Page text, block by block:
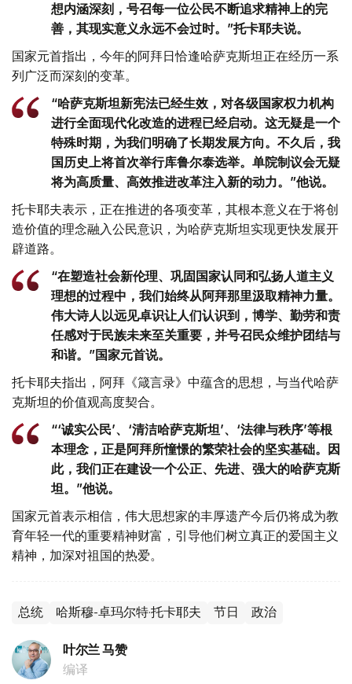
想内涵深刻，号召每一位公民不断追求精神上的完
善，其现实意义永远不会过时。”托卡耶夫说。
国家元首指出，今年的阿拜日恰逢哈萨克斯坦正在经历一系
列广泛而深刻的变革。
“哈萨克斯坦新宪法已经生效，对各级国家权力机构
进行全面现代化改造的进程已经启动。这无疑是一个
特殊时期，为我们明确了长期发展方向。不久后，我
国历史上将首次举行库鲁尔泰选举。单院制议会无疑
将为高质量、高效推进改革注入新的动力。”他说。
托卡耶夫表示，正在推进的各项变革，其根本意义在于将创
造价值的理念融入公民意识，为哈萨克斯坦实现更快发展开
辟道路。
“在塑造社会新伦理、巩固国家认同和弘扬人道主义
理想的过程中，我们始终从阿拜那里汲取精神力量。
伟大诗人以远见卓识让人们认识到，博学、勤劳和责
任感对于民族未来至关重要，并号召民众维护团结与
和谐。”国家元首说。
托卡耶夫指出，阿拜《箴言录》中蕴含的思想，与当代哈萨
克斯坦的价值观高度契合。
“‘诚实公民’、‘清洁哈萨克斯坦’、‘法律与秩序’等根
本理念，正是阿拜所憧憬的繁荣社会的坚实基础。因
此，我们正在建设一个公正、先进、强大的哈萨克斯
坦。”他说。
国家元首表示相信，伟大思想家的丰厚遗产今后仍将成为教
育年轻一代的重要精神财富，引导他们树立真正的爱国主义
精神，加深对祖国的热爱。
总统 哈斯穆-卓玛尔特·托卡耶夫 节日 政治
叶尔兰 马赞
编译